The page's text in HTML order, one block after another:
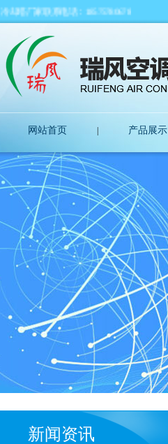
厂家联系电话：18575780678
网站首页 产品展示
新闻资讯